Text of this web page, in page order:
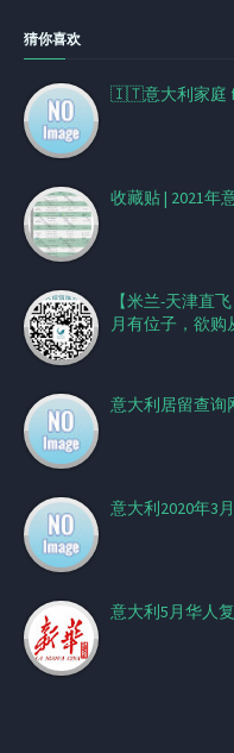
猜你喜欢
🇮🇹意大利家庭
收藏贴 | 2021年
【米兰-天津直
月有位子，欲购
意大利居留查询
意大利2020年3
意大利5月华人